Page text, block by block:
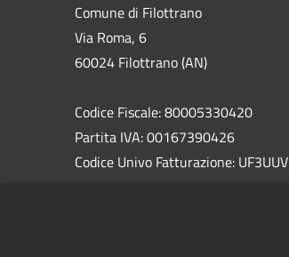
Comune di Filottrano
Via Roma, 6
60024 Filottrano (AN)
Codice Fiscale: 80005330420
Partita IVA: 00167390426
Codice Univo Fatturazione: UF3UUV